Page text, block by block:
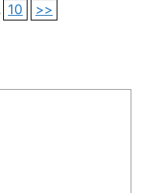
10 >>